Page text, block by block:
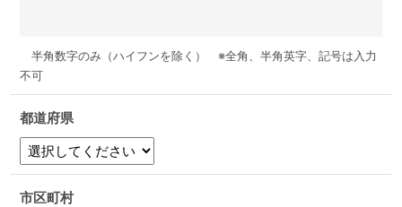
半角数字のみ（ハイフンを除く） ※全角、半角英字、記号は入力
不可
都道府県
市区町村